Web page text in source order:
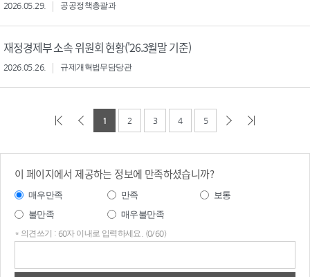
2026.05.29. 공공정책총괄과
재정경제부 소속 위원회 현황('26.3월말 기준)
2026.05.26. 규제개혁법무담당관
1 2 3 4 5
이 페이지에서 제공하는 정보에 만족하셨습니까?
매우만족 만족
보통
불만족
매우불만족
* 의견쓰기 : 60자 이내로 입력하세요. (0/60)